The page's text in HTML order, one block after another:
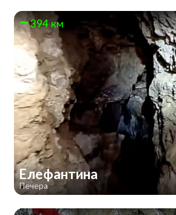
394 км
Елефантина
Печера